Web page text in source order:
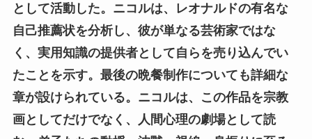
として活動した。ニコルは、レオナルドの有名な
自己推薦状を分析し、彼が単なる芸術家ではな
く、実用知識の提供者として自らを売り込んでい
たことを示す。最後の晩餐制作についても詳細な
章が設けられている。ニコルは、この作品を宗教
画としてだけでなく、人間心理の劇場として読